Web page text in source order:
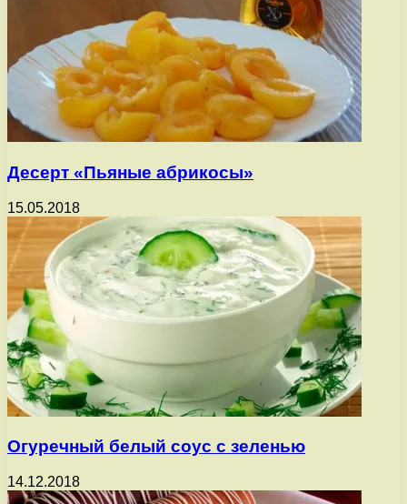
Десерт «Пьяные абрикосы»
15.05.2018
Огуречный белый соус с зеленью
14.12.2018